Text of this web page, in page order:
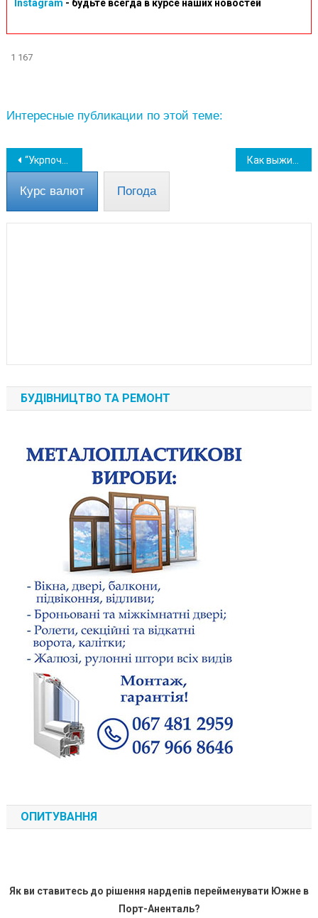
Instagram - будьте всегда в курсе наших новостей
1 167
Интересные публикации по этой теме:
Навігація
записів
“Укрпочта” снизила комиссию за оплату коммуналки до конца марта
Курс валют Погода
БУДІВНИЦТВО ТА РЕМОНТ
ОПИТУВАННЯ
Як ви ставитесь до рішення нардепів перейменувати Южне в
Порт-Аненталь?